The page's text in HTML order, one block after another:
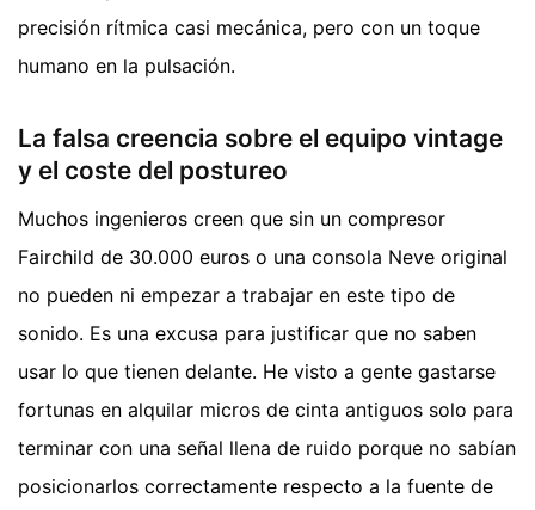
precisión rítmica casi mecánica, pero con un toque
humano en la pulsación.
La falsa creencia sobre el equipo vintage
y el coste del postureo
Muchos ingenieros creen que sin un compresor
Fairchild de 30.000 euros o una consola Neve original
no pueden ni empezar a trabajar en este tipo de
sonido. Es una excusa para justificar que no saben
usar lo que tienen delante. He visto a gente gastarse
fortunas en alquilar micros de cinta antiguos solo para
terminar con una señal llena de ruido porque no sabían
posicionarlos correctamente respecto a la fuente de